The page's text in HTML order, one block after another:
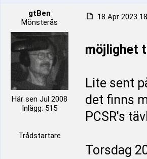
gtBen
Mönsterås
Här sen Jul 2008
Inlägg: 515
Trådstartare
18 Apr 2023
möjlighet
Lite sent
det finns
PCSR's
Torsdag